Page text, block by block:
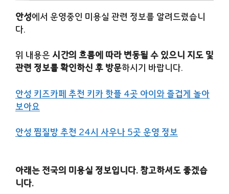
안성에서 운영중인 미용실 관련 정보를 알려드렸습니
다.
위 내용은 시간의 흐름에 따라 변동될 수 있으니 지도 및
관련 정보를 확인하신 후 방문하시기 바랍니다.
안성 키즈카페 추천 키카 핫플 4곳 아이와 즐겁게 놀아
보아요
안성 찜질방 추천 24시 사우나 5곳 운영 정보
아래는 전국의 미용실 정보입니다. 참고하셔도 좋겠습
니다.